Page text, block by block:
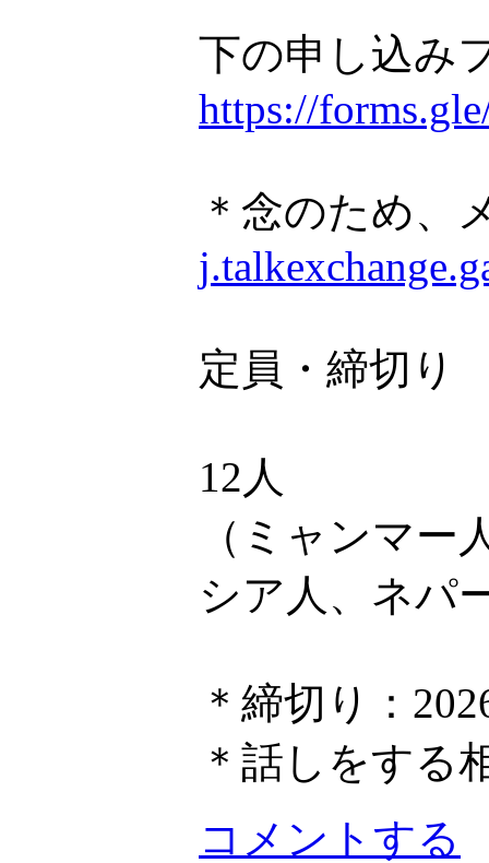
下の申し込み
https://
＊念のため、
定員・締切り
12人
（ミャンマ
シア人、ネパ
＊締切り：
＊話しをする
コメントする